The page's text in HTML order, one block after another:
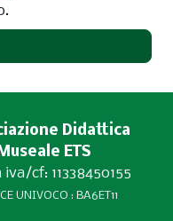
Didattica
Museale ETS
cf: 11338450155
UNIVOCO : BA6ET11